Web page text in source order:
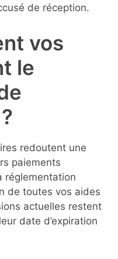
de réception.
vos
le
redoutent une
paiements
réglementation
de toutes vos aides
actuelles restent
date d’expiration